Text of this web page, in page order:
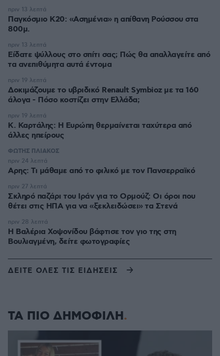
Παγκόσμιο Κ20: «Ασημένια» η απίθανη Ρούσσου στα
800μ.
πριν 13 λεπτά
Είδατε ψύλλους στο σπίτι σας; Πώς θα απαλλαγείτε από
τα ανεπιθύμητα αυτά έντομα
πριν 13 λεπτά
Δοκιμάζουμε το υβριδικό Renault Symbioz με τα 160
άλογα - Πόσο κοστίζει στην Ελλάδα;
πριν 19 λεπτά
Κ. Καρτάλης: Η Ευρώπη θερμαίνεται ταχύτερα από
άλλες ηπείρους
πριν 19 λεπτά
ΦΩΤΗΣ ΠΛΙΑΚΟΣ
Αρης: Τι μάθαμε από το φιλικό με τον Πανσερραϊκό
πριν 24 λεπτά
Σκληρό παζάρι του Ιράν για το Ορμούζ: Οι όροι που
θέτει στις ΗΠΑ για να «ξεκλειδώσει» τα Στενά
πριν 27 λεπτά
Η Βαλέρια Χοψονίδου βάφτισε τον γιο της στη
Βουλιαγμένη, δείτε φωτογραφίες
πριν 28 λεπτά
ΔΕΙΤΕ ΟΛΕΣ ΤΙΣ ΕΙΔΗΣΕΙΣ
ΤΑ ΠΙΟ ΔΗΜΟΦΙΛΗ